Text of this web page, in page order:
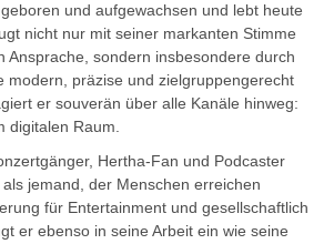
und aufgewachsen und lebt heute
nicht nur mit seiner markanten Stimme
Ansprache, sondern insbesondere durch
modern, präzise und zielgruppengerecht
er souverän über alle Kanäle hinweg:
digitalen Raum.
Hertha-Fan und Podcaster
jemand, der Menschen erreichen
für Entertainment und gesellschaftlich
er ebenso in seine Arbeit ein wie seine